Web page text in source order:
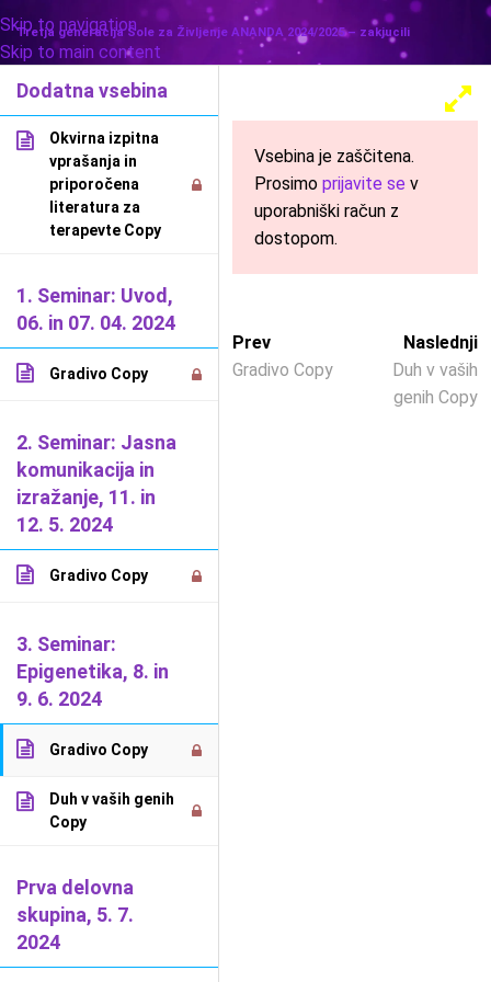
Skip to navigation
Skip to main content
MENU
Dodatna vsebina
Okvirna izpitna
vprašanja in
priporočena
literatura za
terapevte Copy
1. Seminar: Uvod,
06. in 07. 04. 2024
Gradivo Copy
2. Seminar: Jasna
komunikacija in
izražanje, 11. in
12. 5. 2024
Gradivo Copy
3. Seminar:
Epigenetika, 8. in
9. 6. 2024
Gradivo Copy
Duh v vaših genih
Copy
Prva delovna
skupina, 5. 7.
2024
Tretja generacija Šole za Življenje ANANDA 2024/2025 – zakjucili
Vsebina je zaščitena.
Prosimoprijavite se v
uporabniški račun z
dostopom.
Prev
Gradivo Copy
Naslednji
Duh v vaših
genih Copy
2026 Dejan Jarič -Splošni pogoji poslovanja